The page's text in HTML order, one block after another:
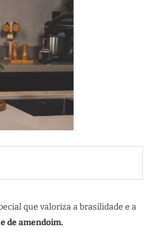
que valoriza a brasilidade e a
de amendoim.